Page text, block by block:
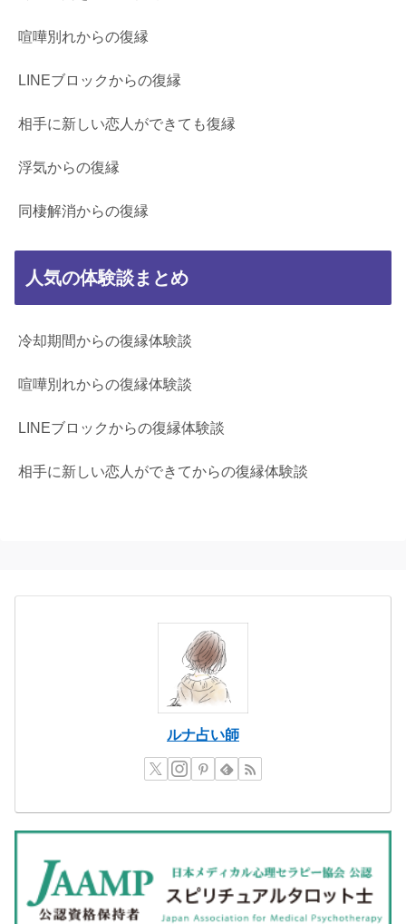
喧嘩別れからの復縁
LINEブロックからの復縁
相手に新しい恋人ができても復縁
浮気からの復縁
同棲解消からの復縁
人気の体験談まとめ
冷却期間からの復縁体験談
喧嘩別れからの復縁体験談
LINEブロックからの復縁体験談
相手に新しい恋人ができてからの復縁体験談
ルナ占い師